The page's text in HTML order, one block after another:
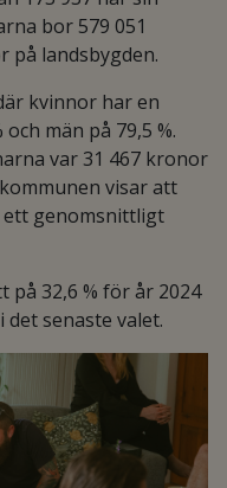
bor 579 051
på landsbygden.
kvinnor har en
män på 79,5 %.
var 31 467 kronor
visar att
ett genomsnittligt
32,6 % för år 2024
det senaste valet.